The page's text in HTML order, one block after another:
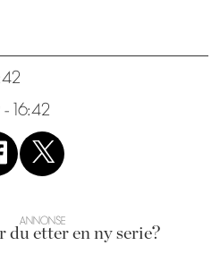
- 16:42
du etter en ny serie?